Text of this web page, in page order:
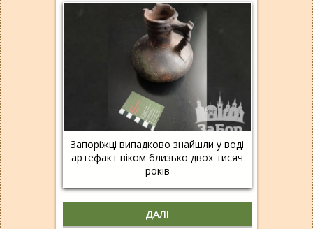
Запоріжці випадково знайшли у воді
артефакт віком близько двох тисяч
років
ДАЛІ